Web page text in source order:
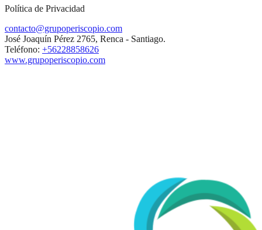
Política de Privacidad
contacto@grupoperiscopio.com
José Joaquín Pérez 2765, Renca - Santiago.
Teléfono: +56228858626
www.grupoperiscopio.com